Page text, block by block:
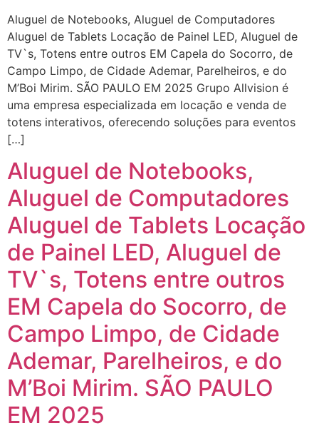
Aluguel de Notebooks, Aluguel de Computadores
Aluguel de Tablets Locação de Painel LED, Aluguel de
TV`s, Totens entre outros EM Capela do Socorro, de
Campo Limpo, de Cidade Ademar, Parelheiros, e do
M’Boi Mirim. SÃO PAULO EM 2025 Grupo Allvision é
uma empresa especializada em locação e venda de
totens interativos, oferecendo soluções para eventos
[…]
Aluguel de Notebooks,
Aluguel de Computadores
Aluguel de Tablets Locação
de Painel LED, Aluguel de
TV`s, Totens entre outros
EM Capela do Socorro, de
Campo Limpo, de Cidade
Ademar, Parelheiros, e do
M’Boi Mirim. SÃO PAULO
EM 2025